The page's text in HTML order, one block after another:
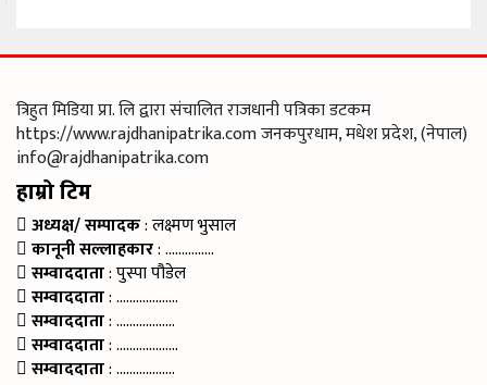
त्रिहुत मिडिया प्रा. लि द्वारा संचालित राजधानी पत्रिका डटकम
https://www.rajdhanipatrika.com जनकपुरधाम, मधेश प्रदेश, (नेपाल)
info@rajdhanipatrika.com
हाम्रो टिम
अध्यक्ष/ सम्पादक: लक्ष्मण भुसाल
कानूनी सल्लाहकार: ……………
सम्वाददाता: पुस्पा पौडेल
सम्वाददाता: ……………….
सम्वाददाता: ………………
सम्वाददाता: ……………….
सम्वाददाता: ………………